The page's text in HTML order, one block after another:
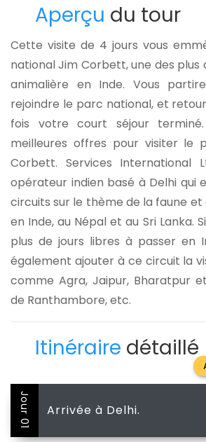
Aperçu du tour
Cette visite de 4 jours vous
national Jim Corbett, une des plus
animalière en Inde. Vous
rejoindre le parc national, et
fois votre court séjour
meilleures offres pour visiter le
Corbett. Services International
opérateur indien basé à Delhi qui
circuits sur le thème de la faune et
en Inde, au Népal et au Sri Lanka.
plus de jours libres à passer en
également ajouter à ce circuit la
comme Agra, Jaipur, Bharatpur
de Ranthambore, etc.
Itinéraire détaillé
Jour 01 Arrivée à Delhi.